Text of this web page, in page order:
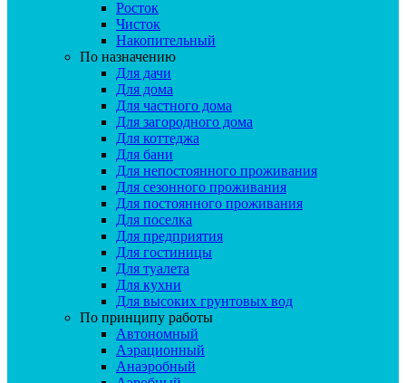
Росток
Чисток
Накопительный
По назначению
Для дачи
Для дома
Для частного дома
Для загородного дома
Для коттеджа
Для бани
Для непостоянного проживания
Для сезонного проживания
Для постоянного проживания
Для поселка
Для предприятия
Для гостиницы
Для туалета
Для кухни
Для высоких грунтовых вод
По принципу работы
Автономный
Аэрационный
Анаэробный